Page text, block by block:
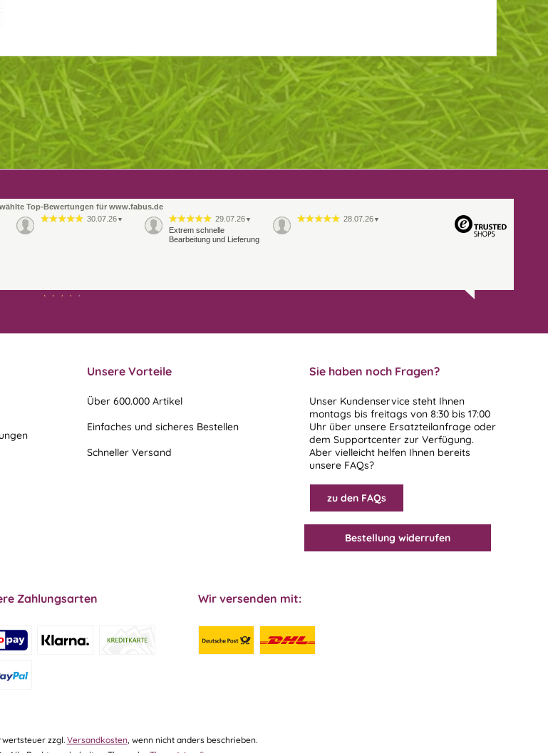
Top-Bewertungen für www.fabus.de
30.07.26 ▼ 29.07.26 ▼
Extrem schnelle
Bearbeitung und Lieferung
28.07.26 ▼
Unsere Vorteile
Über 600.000 Artikel
Einfaches und sicheres Bestellen
Schneller Versand
Sie haben noch Fragen?
Unser Kundenservice steht Ihnen
montags bis freitags von 8:30 bis 17:00
Uhr über unsere Ersatzteilanfrage oder
dem Supportcenter zur Verfügung.
Aber vielleicht helfen Ihnen bereits
unsere FAQs?
zu den FAQs
Bestellung widerrufen
Zahlungsarten Wir versenden mit:
zzgl.Versandkosten, wenn nicht anders beschrieben.